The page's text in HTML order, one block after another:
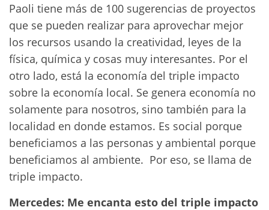
Paoli tiene más de 100 sugerencias de proyectos
que se pueden realizar para aprovechar mejor
los recursos usando la creatividad, leyes de la
física, química y cosas muy interesantes. Por el
otro lado, está la economía del triple impacto
sobre la economía local. Se genera economía no
solamente para nosotros, sino también para la
localidad en donde estamos. Es social porque
beneficiamos a las personas y ambiental porque
beneficiamos al ambiente. Por eso, se llama de
triple impacto.
Mercedes: Me encanta esto del triple impacto